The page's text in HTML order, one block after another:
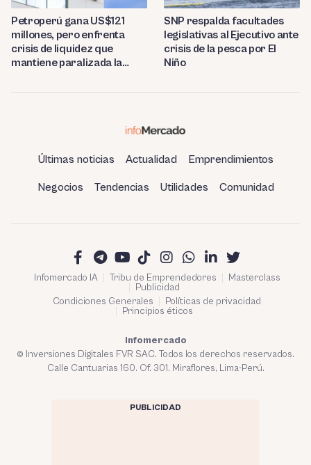
Petroperú gana US$121
millones, pero enfrenta
crisis de liquidez que
mantiene paralizada la
SNP respalda facultades
legislativas al Ejecutivo ante
crisis de la pesca por El
Niño
Últimas noticias Actualidad Emprendimientos
Negocios Tendencias Utilidades Comunidad
Infomercado IA Tribu de Emprendedores
Masterclass
Publicidad
Condiciones Generales
Políticas de privacidad
Principios éticos
Infomercado
© Inversiones Digitales FVR SAC. Todos los derechos reservados.
Calle Cantuarias 160. Of. 301. Miraflores, Lima-Perú.
PUBLICIDAD